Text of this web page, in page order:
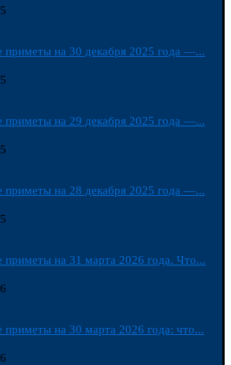
приметы на 30 декабря 2025 года —...
приметы на 29 декабря 2025 года —...
приметы на 28 декабря 2025 года —...
приметы на 31 марта 2026 года. Что...
на 30 марта 2026 года: что...